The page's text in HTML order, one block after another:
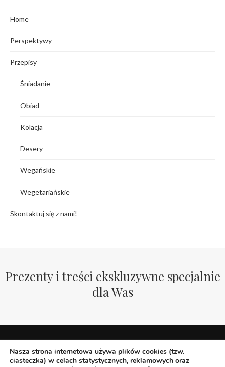
Home
Perspektywy
Przepisy
Śniadanie
Obiad
Kolacja
Desery
Wegańskie
Wegetariańskie
Skontaktuj się z nami!
Prezenty i treści ekskluzywne specjalnie
dla Was
Nasza strona internetowa używa plików cookies (tzw.
ciasteczka) w celach statystycznych, reklamowych oraz